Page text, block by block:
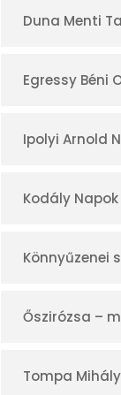
r
Duna Menti
Egressy Béni
Ipolyi Arnold
Kodály Napok
Könnyűzenei
Őszirózsa –
Tompa